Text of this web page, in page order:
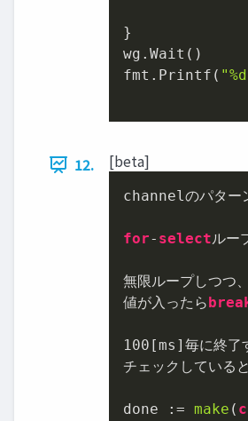
}
wg.Wait()
fmt.Printf(
12. [beta]
channelのパター
for- selectルー
無限ループしつつ
値が入ったら
100 [ms]毎に終了
チェックしている
done := make (